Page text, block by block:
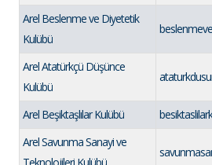
Arel Beslenme ve Diyetetik
Kulübü
Arel Atatürkçü Düşünce
Kulübü
Arel Beşiktaşlılar Kulübü
Arel Savunma Sanayi ve